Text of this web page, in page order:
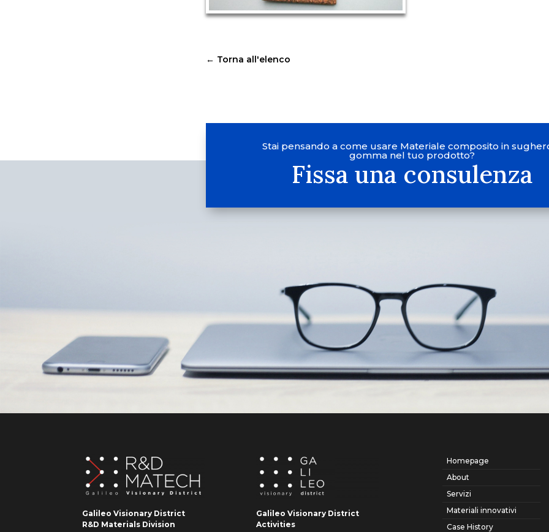
← Torna all'elenco
Stai pensando a come usare Materiale composito in
gomma nel tuo prodotto?
Fissa una consulenza
Galileo Visionary District
R&D Materials Division
Galileo Visionary District
Activities
Homepage
About
Servizi
Materiali innovativi
Case History